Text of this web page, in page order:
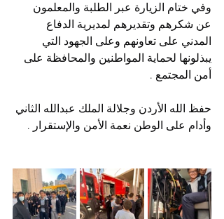
وفي ختام الزيارة عبر الطلبة والمعلمون
عن شكرهم وتقديرهم لمديرية الدفاع
المدني على تعاونهم وعلى الجهود التي
يبذلونها لحماية المواطنين والمحافظة على
أمن المجتمع .
حفظ الله الأردن وجلالة الملك عبدالله الثاني
وأدام على الوطن نعمة الأمن والإستقرار .